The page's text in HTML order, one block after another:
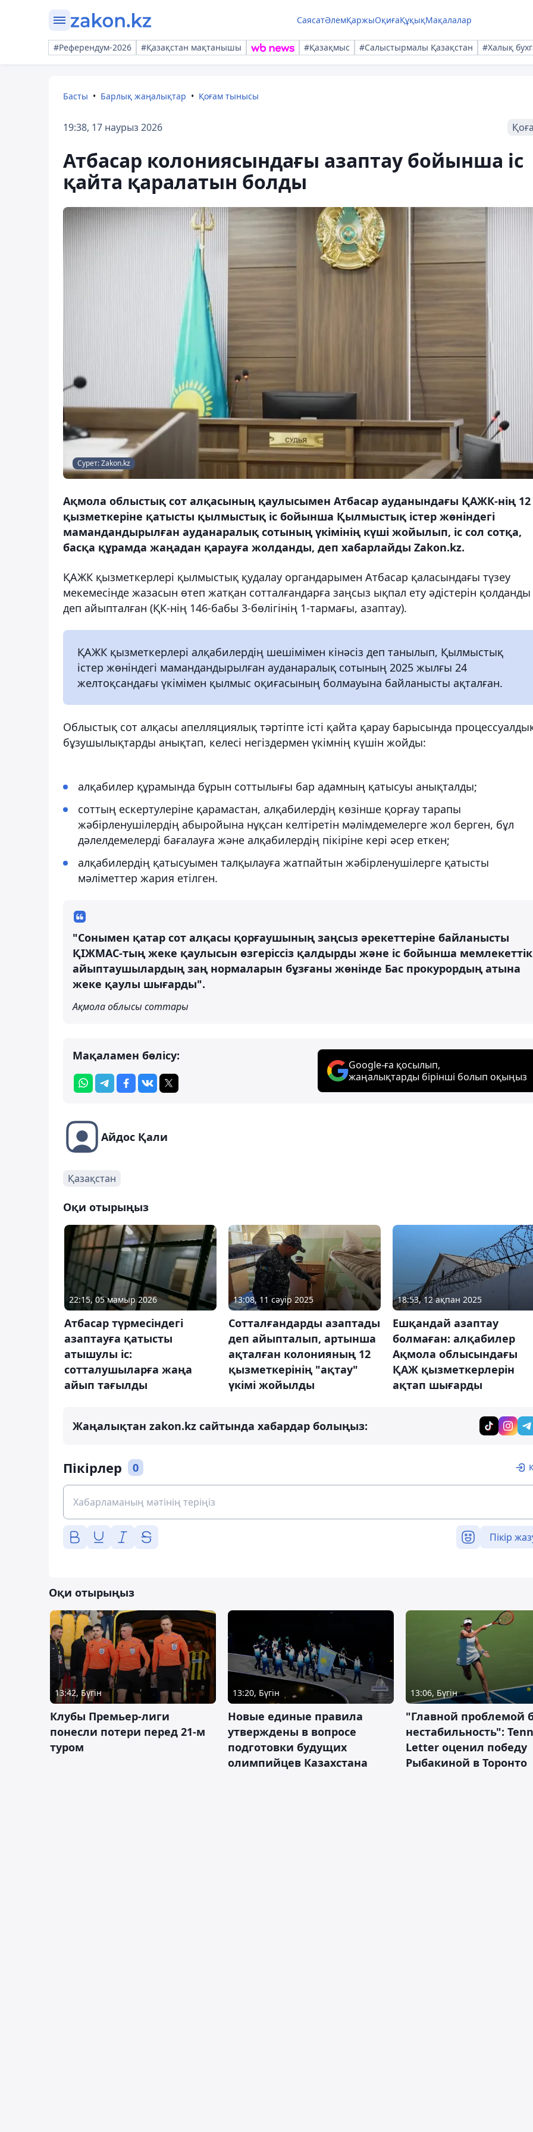
СаясатӘлемҚаржыОқиғаҚұқықМақалалар
#Референдум-2026 #Қазақстан мақтанышы #Қазақмыс #Салыстырмалы Қазақстан #Халық
Басты Барлық жаңалықтар Қоғам тынысы
19:38, 17 наурыз 2026
Атбасар колониясындағы азаптау бойынша іс
қайта қаралатын болды
Сурет: Zakon.kz
Ақмола облыстық сот алқасының қаулысымен Атбасар ауданындағы ҚАЖК-нің 12
қызметкеріне қатысты қылмыстық іс бойынша Қылмыстық істер жөніндегі
мамандандырылған ауданаралық сотының үкімінің күші жойылып, іс сол сотқа,
басқа құрамда жаңадан қарауға жолданды, деп хабарлайды Zakon.kz.
ҚАЖК қызметкерлері қылмыстық қудалау органдарымен Атбасар қаласындағы түзеу
мекемесінде жазасын өтеп жатқан сотталғандарға заңсыз ықпал ету әдістерін қолданды
деп айыпталған (ҚК-нің 146-бабы 3-бөлігінің 1-тармағы, азаптау).
ҚАЖК қызметкерлері алқабилердің шешімімен кінәсіз деп танылып, Қылмыстық
істер жөніндегі мамандандырылған ауданаралық сотының 2025 жылғы 24
желтоқсандағы үкімімен қылмыс оқиғасының болмауына байланысты ақталған.
Облыстық сот алқасы апелляциялық тәртіпте істі қайта қарау барысында
бұзушылықтарды анықтап, келесі негіздермен үкімнің күшін жойды:
алқабилер құрамында бұрын соттылығы бар адамның қатысуы анықталды;
соттың ескертулеріне қарамастан, алқабилердің көзінше қорғау тарапы
жәбірленушілердің абыройына нұқсан келтіретін мәлімдемелерге жол берген, бұл
дәлелдемелерді бағалауға және алқабилердің пікіріне кері әсер еткен;
алқабилердің қатысуымен талқылауға жатпайтын жәбірленушілерге қатысты
мәліметтер жария етілген.
"Сонымен қатар сот алқасы қорғаушының заңсыз әрекеттеріне байланысты
ҚІЖМАС-тың жеке қаулысын өзгеріссіз қалдырды және іс бойынша мемлекеттік
айыптаушылардың заң нормаларын бұзғаны жөнінде Бас прокурордың атына
жеке қаулы шығарды".
Ақмола облысы соттары
Мақаламен бөлісу:
Google-ға қосылып,
жаңалықтарды бірінші болып оқыңыз
Айдос Қали
Қазақстан
Оқи отырыңыз
22:15, 05 мамыр 2026
Атбасар түрмесіндегі
азаптауға қатысты
атышулы іс:
сотталушыларға жаңа
айып тағылды
13:08, 11 сәуір 2025
Сотталғандарды азаптады
деп айыпталып, артынша
ақталған колонияның 12
қызметкерінің "ақтау"
үкімі жойылды
18:53, 12 ақпан 2025
Ешқандай азаптау
болмаған: алқабилер
Ақмола облысындағы
ҚАЖ қызметкерлерін
ақтап шығарды
Жаңалықтан zakon.kz сайтында хабардар болыңыз:
Пікірлер 0
Пікір
Оқи отырыңыз
13:42, Бүгін
Клубы Премьер-лиги
понесли потери перед 21-м
туром
13:20, Бүгін
Новые единые правила
утверждены в вопросе
подготовки будущих
олимпийцев Казахстана
13:06, Бүгін
"Главной проблемой
нестабильность":
Letter оценил победу
Рыбакиной в Торонто